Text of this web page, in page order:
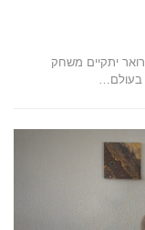
הזמן הנהדר הזה בשנה. ב-2 בפברואר יתקיים משחק
בעולם…